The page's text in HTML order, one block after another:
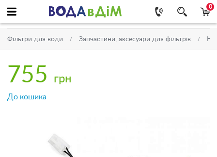
0
Фільтри для води Запчастини, аксесуари для фільтрів
755 грн
До кошика